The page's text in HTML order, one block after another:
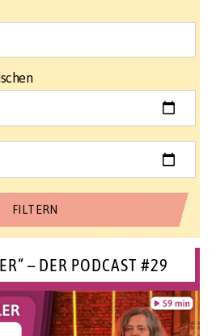
– DER PODCAST #29